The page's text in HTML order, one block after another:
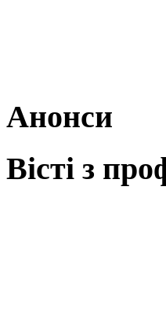
Анонси
Вісті з